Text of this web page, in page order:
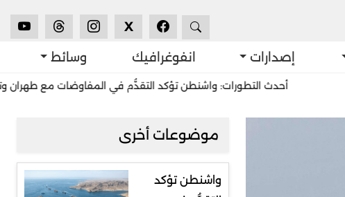
X
إصدارات انفوغرافيك وسائط
أحدث التطورات: واشنطن تؤكد التقدُّم في المفاوضات مع طهران وتأمل باتفاق
موضوعات أخرى
واشنطن تؤكد